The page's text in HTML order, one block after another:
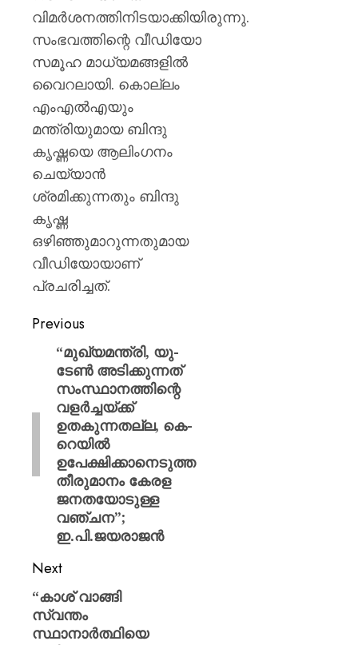
വിമർശനത്തിനിടയാക്കിയിരുന്നു.
സംഭവത്തിന്റെ വീഡിയോ
സമൂഹ മാധ്യമങ്ങളിൽ‌
വൈറലായി. കൊല്ലം
എംഎൽഎയും
മന്ത്രിയുമായ ബിന്ദു
കൃഷ്ണയെ ആലിംഗനം
ചെയ്യാൻ
ശ്രമിക്കുന്നതും ബിന്ദു
കൃഷ്ണ
ഒഴിഞ്ഞുമാറുന്നതുമായ
വീഡിയോയാണ്
പ്രചരിച്ചത്.
Previous
“മുഖ്യമന്ത്രി, യു-
ടേൺ അടിക്കുന്നത്
സംസ്ഥാനത്തിന്റെ
വളർച്ചയ്ക്ക്
ഉതകുന്നതല്ല, കെ-
റെയിൽ
ഉപേക്ഷിക്കാനെടുത്ത
തീരുമാനം കേരള
ജനതയോടുള്ള
വഞ്ചന”;
ഇ.പി.ജയരാജൻ
Next
“കാശ് വാങ്ങി
സ്വന്തം
സ്ഥാനാര്‍ത്ഥിയെ